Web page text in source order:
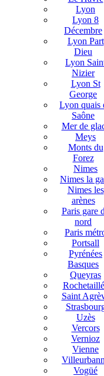
Lyon
Lyon 8
Décembre
Lyon Part
Dieu
Lyon
Nizier
Lyon St
George
Lyon quais
Saône
Mer de
Meys
Monts du
Forez
Nimes
Nimes la
Nimes les
arènes
Paris gare
nord
Paris
Portsall
Pyrénées
Basques
Queyras
Saint
Uzès
Vercors
Vernioz
Vienne
Vogüé